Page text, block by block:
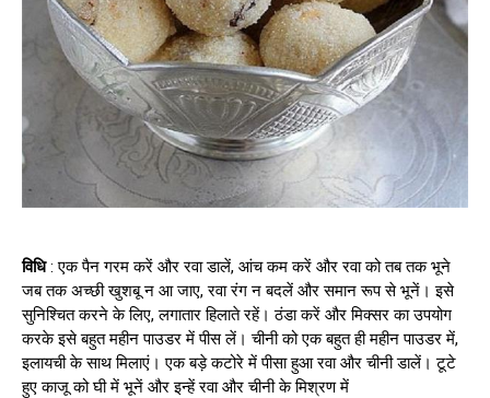
विधि: एक पैन गरम करें और रवा डालें, आंच कम करें और रवा को तब तक भूने
जब तक अच्छी खुशबू न आ जाए, रवा रंग न बदलें और समान रूप से भूनें। इसे
सुनिश्चित करने के लिए, लगातार हिलाते रहें। ठंडा करें और मिक्सर का उपयोग
करके इसे बहुत महीन पाउडर में पीस लें। चीनी को एक बहुत ही महीन पाउडर में,
इलायची के साथ मिलाएं। एक बड़े कटोरे में पीसा हुआ रवा और चीनी डालें। टूटे
हुए काजू को घी में भूनें और इन्हें रवा और चीनी के मिश्रण में